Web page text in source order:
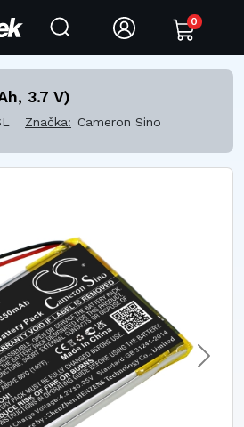
0
3.7 V)
Značka: Cameron Sino